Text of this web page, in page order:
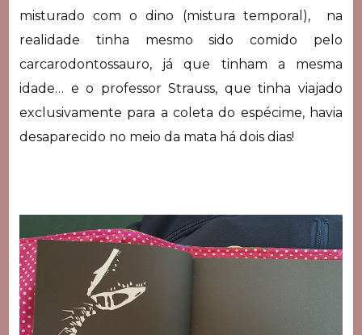
misturado com o dino (mistura temporal), na
realidade tinha mesmo sido comido pelo
carcarodontossauro, já que tinham a mesma
idade… e o professor Strauss, que tinha viajado
exclusivamente para a coleta do espécime, havia
desaparecido no meio da mata há dois dias!